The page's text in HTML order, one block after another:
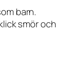
barn.
smör och